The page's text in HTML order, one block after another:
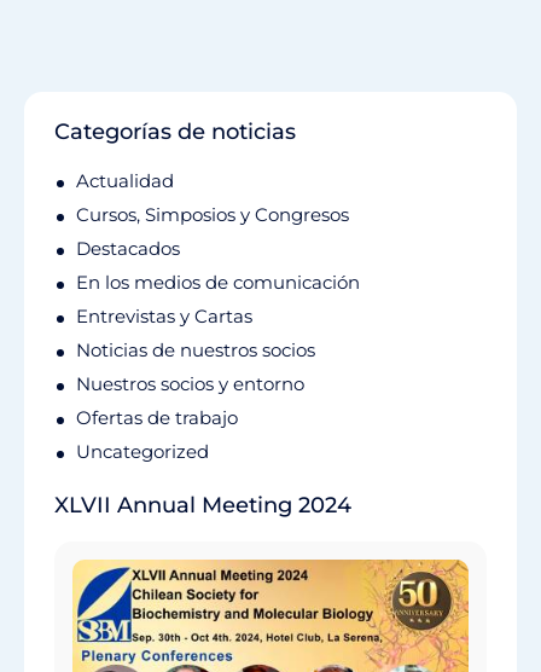
Categorías de noticias
Actualidad
Cursos, Simposios y Congresos
Destacados
En los medios de comunicación
Entrevistas y Cartas
Noticias de nuestros socios
Nuestros socios y entorno
Ofertas de trabajo
Uncategorized
XLVII Annual Meeting 2024